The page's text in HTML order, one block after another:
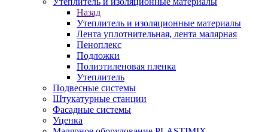
Назад
Утеплитель и изоляционные материалы
Лента уплотнительная, лента малярная
Пеноплекс
Подложки
Полиэтиленовая пленка
Утеплитель
Подвесные системы
Штукатурные станции
Фасадные системы
Уценка